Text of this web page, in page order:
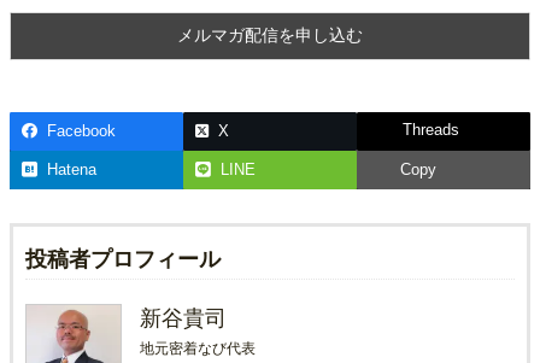
Facebook X Threads
Hatena LINE Copy
投稿者プロフィール
新谷貴司
地元密着なび代表